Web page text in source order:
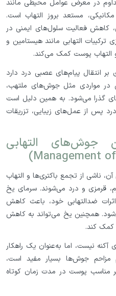
در معرض عوامل محیطی مانند
مستعد بروز التهاب است.
کاهش فعالیت سلول‌های ایمنی در
التهابی مانند هیستامین و
التهاب پوست کمک می‌کند.
بر انتقال پیام‌های عصبی درد دارد
مواردی مثل جوش‌های ملتهب،
گذرا می‌شود. به همین دلیل است
پس از عمل‌های زیبایی، تزریقات
جوش‌های التهابی
ناشی از تجمع باکتری‌ها و التهاب
قرمزی و درد می‌شوند. سرمای یخ
ضدالتهابی خود، باعث کاهش
همچنین یخ می‌تواند به کاهش
کمک کند.
نیست، اما به‌عنوان یک راهکار
جوش‌ها بسیار مفید است،
مناسب پوست در مدت زمان کوتاه